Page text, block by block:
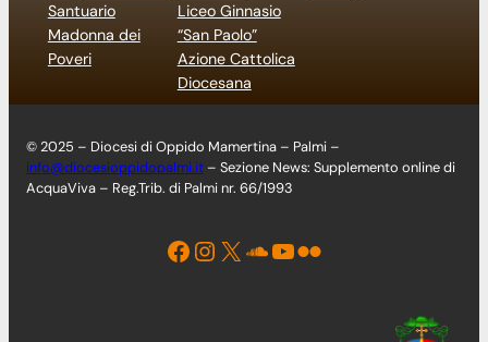
Santuario
Madonna dei
Poveri
Liceo Ginnasio
“San Paolo”
Azione Cattolica
Diocesana
© 2025 – Diocesi di Oppido Mamertina – Palmi –
info@diocesioppidopalmi.it – Sezione News: Supplemento online di
AcquaViva – Reg.Trib. di Palmi nr. 66/1993
Facebook Instagram X Soundcloud YouTube Flickr